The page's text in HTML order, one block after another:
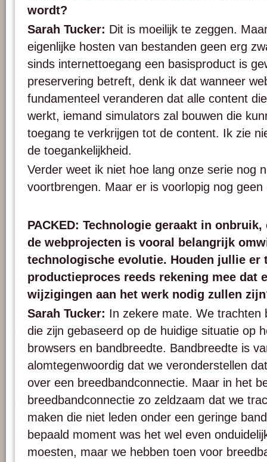
wordt?
Sarah Tucker: Dit is moeilijk te zeggen.
eigenlijke hosten van bestanden geen erg
sinds internettoegang een basisproduct is
preservering betreft, denk ik dat wanneer
fundamenteel veranderen dat alle content
werkt, iemand simulators zal bouwen die
toegang te verkrijgen tot de content. Ik zie
de toegankelijkheid.
Verder weet ik niet hoe lang onze serie nog
voortbrengen. Maar er is voorlopig nog geen
PACKED: Technologie geraakt in
de webprojecten is vooral belangrijk
technologische evolutie. Houden jullie er
productieproces reeds rekening mee dat
wijzigingen aan het werk nodig zullen
Sarah Tucker: In zekere mate. We trachten
die zijn gebaseerd op de huidige situatie op
browsers en bandbreedte. Bandbreedte is
alomtegenwoordig dat we veronderstellen
over een breedbandconnectie. Maar in het
breedbandconnectie zo zeldzaam dat we
maken die niet leden onder een geringe
bepaald moment was het wel even
moesten, maar we hebben toen voor